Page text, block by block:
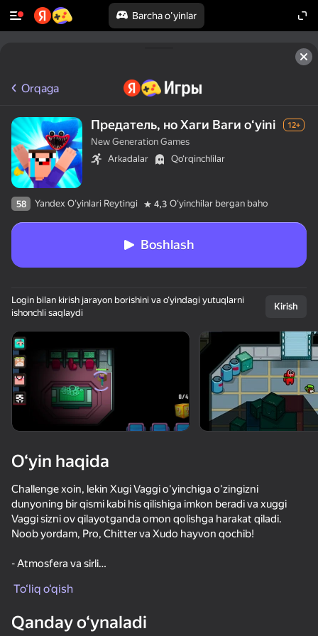
Barcha o'yinlar
Qurilmani aylantiring
O‘yinlar faqat gorizontal
oriyentatsiyasida ishlaydi
Радужные Друзья Возвращение
Нуб троллит Про
Orqaga
Предатель, но Хаги Ваги oʻyini 12+
New Generation Games
Arkadalar
Qo‘rqinchlilar
58 Yandex O'yinlari Reytingi 4,3 Oʻyinchilar bergan baho
Boshlash
Login bilan kirish jarayon borishini va o‘yindagi yutuqlarni
ishonchli saqlaydi
Kirish
O‘yin haqida
Challenge xoin, lekin Xugi Vaggi o'yinchiga o'zingizni
dunyoning bir qismi kabi his qilishiga imkon beradi va xuggi
Vaggi sizni ov qilayotganda omon qolishga harakat qiladi.
Noob yordam, Pro, Chitter va Xudo hayvon qochib!
- Atmosfera va sirli
- Xagidan qoching
- Yoki boshqa o'yinchilarni ushlang
To‘liq o‘qish
Qanday o‘ynaladi